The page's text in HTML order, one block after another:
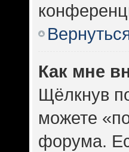
Как мне
Щёлкнув
можете
форума.